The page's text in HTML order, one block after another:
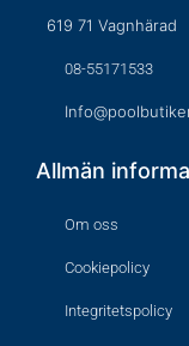
619 71 Vagnhärad
08-55171533
Allmän
Om oss
Cookiepolicy
Integritetspolicy